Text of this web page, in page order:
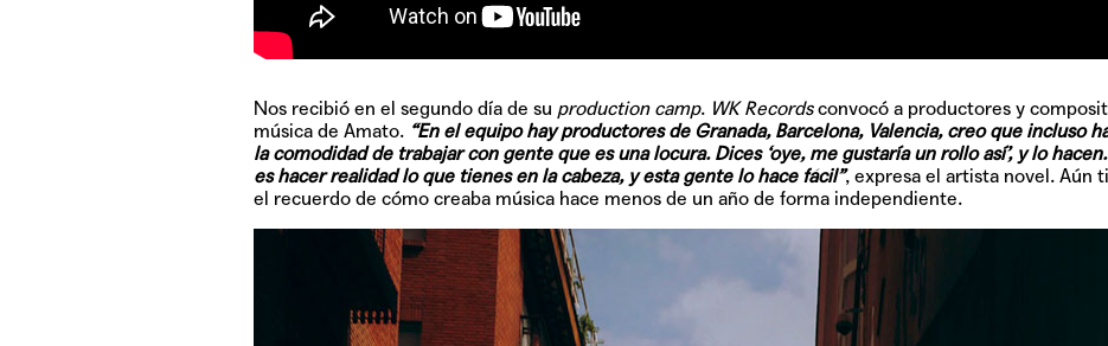
Nos recibió en el segundo día de su production camp. WK Recordsconvocó a productores y
música de Amato. “En el equipo hay productores de Granada, Barcelona, Valencia, creo que incluso
la comodidad de trabajar con gente que es una locura. Dices ‘oye, me gustaría un rollo así’, y lo
es hacer realidad lo que tienes en la cabeza, y esta gente lo hace fácil”, expresa el artista novel. Aún
el recuerdo de cómo creaba música hace menos de un año de forma independiente.